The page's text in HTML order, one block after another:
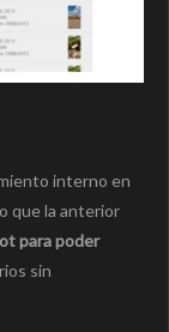
interno en
que la anterior
para poder
sin